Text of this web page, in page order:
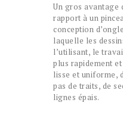
Un gros avantage
rapport à un
conception
laquelle les
l’utilisant, le
plus rapidement
lisse et uniforme,
pas de traits, de
lignes épais.